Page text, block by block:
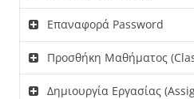
Επαναφορά Password
Προσθήκη Μαθήματος
Δημιουργία Εργασίας